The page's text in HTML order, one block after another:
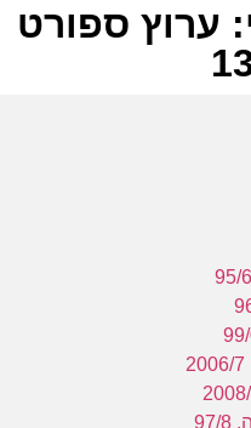
ערוץ ספורט